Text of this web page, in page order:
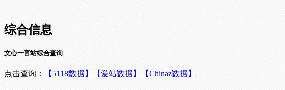
综合信息
文心一言站综合查询
点击查询： 【5118数据】 【爱站数据】 【Chinaz数据】